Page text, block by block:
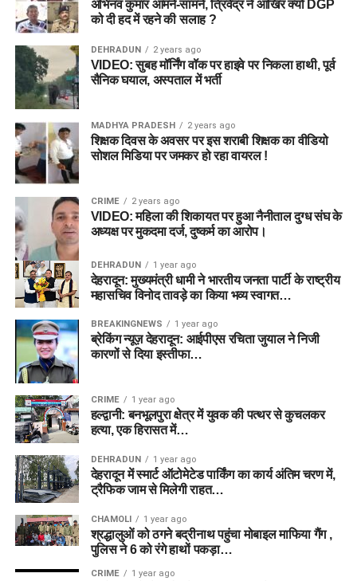
अभिनव कुमार आमने-सामने, त्रिवेंद्र ने आखिर क्यों DGP
को दी हद में रहने की सलाह ?
DEHRADUN 2 years ago
VIDEO: सुबह मॉर्निंग वॉक पर हाइवे पर निकला हाथी, पूर्व
सैनिक घयाल, अस्पताल में भर्ती
MADHYA PRADESH 2 years ago
शिक्षक दिवस के अवसर पर इस शराबी शिक्षक का वीडियो
सोशल मिडिया पर जमकर हो रहा वायरल !
CRIME 2 years ago
VIDEO: महिला की शिकायत पर हुआ नैनीताल दुग्ध संघ के
अध्यक्ष पर मुकदमा दर्ज, दुष्कर्म का आरोप।
DEHRADUN 1 year ago
देहरादून: मुख्यमंत्री धामी ने भारतीय जनता पार्टी के राष्ट्रीय
महासचिव विनोद तावड़े का किया भव्य स्वागत…
BREAKINGNEWS 1 year ago
ब्रेकिंग न्यूज़ देहरादून: आईपीएस रचिता जुयाल ने निजी
कारणों से दिया इस्तीफा…
CRIME 1 year ago
हल्द्वानी: बनभूलपुरा क्षेत्र में युवक की पत्थर से कुचलकर
हत्या, एक हिरासत में…
DEHRADUN 1 year ago
देहरादून में स्मार्ट ऑटोमेटेड पार्किंग का कार्य अंतिम चरण में,
ट्रैफिक जाम से मिलेगी राहत…
CHAMOLI 1 year ago
श्रद्धालुओं को ठगने बद्रीनाथ पहुंचा मोबाइल माफिया गैंग ,
पुलिस ने 6 को रंगे हाथों पकड़ा…
CRIME 1 year ago